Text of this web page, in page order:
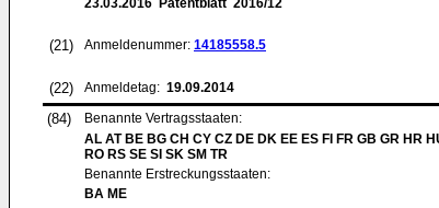
23.03.2016 Patentblatt 2016/12
(21) Anmeldenummer: 14185558.5
(22) Anmeldetag: 19.09.2014
(84)
Benannte Vertragsstaaten:
AL AT BE BG CH CY CZ DE DK EE ES FI FR GB GR HR
RO RS SE SI SK SM TR
Benannte Erstreckungsstaaten:
BA ME